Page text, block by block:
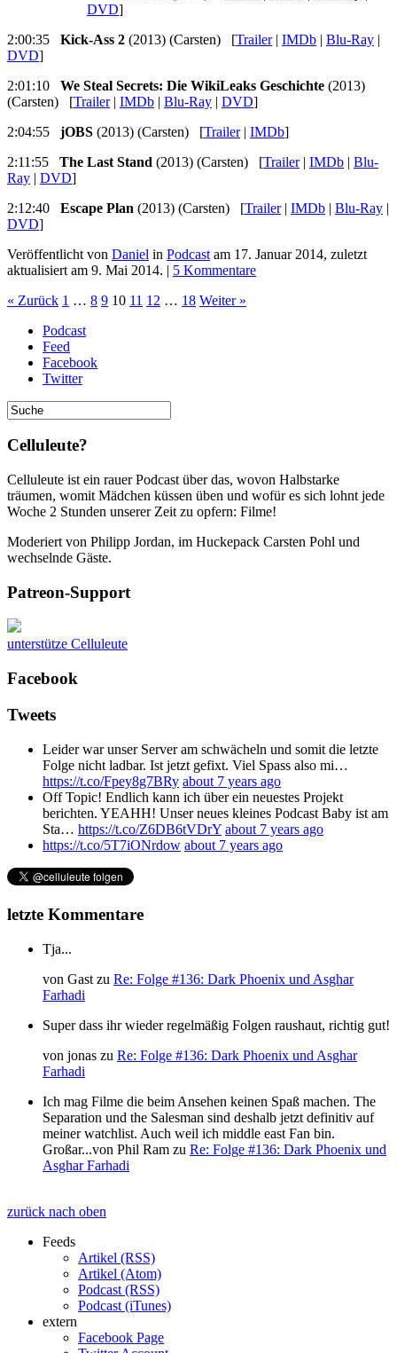
DVD]
2:00:35 Kick-Ass 2 (2013) (Carsten) [Trailer| IMDb | Blu-Ray |
DVD]
2:01:10 We Steal Secrets: Die WikiLeaks Geschichte (2013)
(Carsten) [Trailer| IMDb | Blu-Ray | DVD]
2:04:55
jOBS (2013) (Carsten) [Trailer| IMDb]
2:11:55 The Last Stand (2013) (Carsten) [Trailer| IMDb | Blu-
Ray | DVD]
2:12:40 Escape Plan (2013) (Carsten) [Trailer| IMDb | Blu-Ray |
DVD]
Veröffentlicht von Daniel in Podcast am 17. Januar 2014, zuletzt
aktualisiert am 9. Mai 2014. | 5 Kommentare
« Zurück 1 … 8 9 10 11 12 … 18 Weiter »
Podcast
Feed
Facebook
Twitter
Celluleute?
Celluleute ist ein rauer Podcast über das, wovon Halbstarke
träumen, womit Mädchen küssen üben und wofür es sich lohnt jede
Woche 2 Stunden unserer Zeit zu opfern: Filme!
Moderiert von Philipp Jordan, im Huckepack Carsten Pohl und
wechselnde Gäste.
Patreon-Support
unterstütze Celluleute
Facebook
Tweets
Leider war unser Server am schwächeln und somit die letzte
Folge nicht ladbar. Ist jetzt gefixt. Viel Spass also mi…
https://t.co/Fpey8g7BRy about 7 years ago
Off Topic! Endlich kann ich über ein neuestes Projekt
berichten. YEAHH! Unser neues kleines Podcast Baby ist am
Sta… https://t.co/Z6DB6tVDrY about 7 years ago
https://t.co/5T7iONrdow about 7 years ago
letzte Kommentare
Tja...
von Gast zu Re: Folge #136: Dark Phoenix und Asghar
Farhadi
Super dass ihr wieder regelmäßig Folgen raushaut, richtig gut!
von jonas zu Re: Folge #136: Dark Phoenix und Asghar
Farhadi
Ich mag Filme die beim Ansehen keinen Spaß machen. The
Separation und the Salesman sind deshalb jetzt definitiv auf
meiner watchlist. Auch weil ich middle east Fan bin.
Großar...von Phil Ram zu Re: Folge #136: Dark Phoenix und
Asghar Farhadi
zurück nach oben
Feeds
Artikel (RSS)
Artikel (Atom)
Podcast (RSS)
Podcast (iTunes)
extern
Facebook Page